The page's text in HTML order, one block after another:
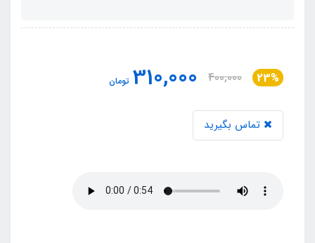
23%
400,000
310,000 تومان
تماس بگیرید